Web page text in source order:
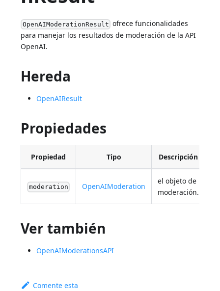
OpenAIModerationResult ofrece funcionalidades
para manejar los resultados de moderación de la API
OpenAI.
Hereda
OpenAIResult
Propiedades
Propiedad Tipo Descripción
moderation OpenAIModeration
el objeto de
moderación.
Ver también
OpenAIModerationsAPI
Comente esta